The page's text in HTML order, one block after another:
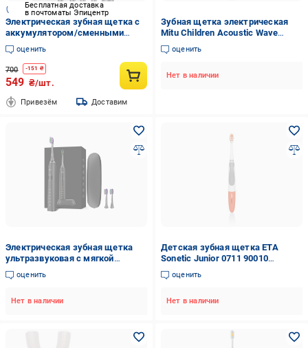
Бесплатная доставка
в почтоматы Эпицентр
Электрическая зубная щетка с
аккумулятором/сменными
насадками 4 шт. (34087672)
оценить
700 -151 ₴
549 ₴/шт.
Привезём Доставим
Зубная щетка электрическая
Mitu Children Acoustic Wave
MES801 Blue
оценить
Нет в наличии
Электрическая зубная щетка
ультразвуковая с мягкой
щетиной (0294)
оценить
Нет в наличии
Детская зубная щетка ETA
Sonetic Junior 0711 90010
(ETA071190010)
оценить
Нет в наличии